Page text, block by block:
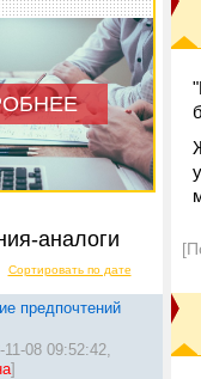
аналоги
Сортировать по дате
предпочтений
11-08 09:52:42,
]